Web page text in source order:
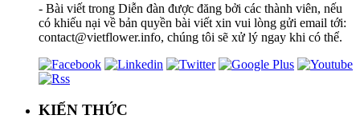
- Bài viết trong Diễn đàn được đăng bởi các thành viên, nếu
có khiếu nại về bản quyền bài viết xin vui lòng gửi email tới:
contact@vietflower.info, chúng tôi sẽ xử lý ngay khi có thể.
KIẾN THỨC